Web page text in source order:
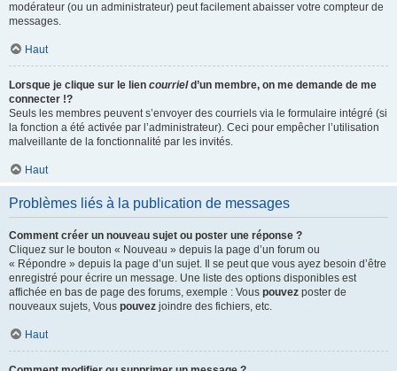
modérateur (ou un administrateur) peut facilement abaisser votre compteur de
messages.
Haut
Lorsque je clique sur le lien courrield’un membre, on me demande de me
connecter !?
Seuls les membres peuvent s’envoyer des courriels via le formulaire intégré (si
la fonction a été activée par l’administrateur). Ceci pour empêcher l’utilisation
malveillante de la fonctionnalité par les invités.
Haut
Problèmes liés à la publication de messages
Comment créer un nouveau sujet ou poster une réponse ?
Cliquez sur le bouton « Nouveau » depuis la page d’un forum ou
« Répondre » depuis la page d’un sujet. Il se peut que vous ayez besoin d’être
enregistré pour écrire un message. Une liste des options disponibles est
affichée en bas de page des forums, exemple : Vous pouvez poster de
nouveaux sujets, Vous pouvez joindre des fichiers, etc.
Haut